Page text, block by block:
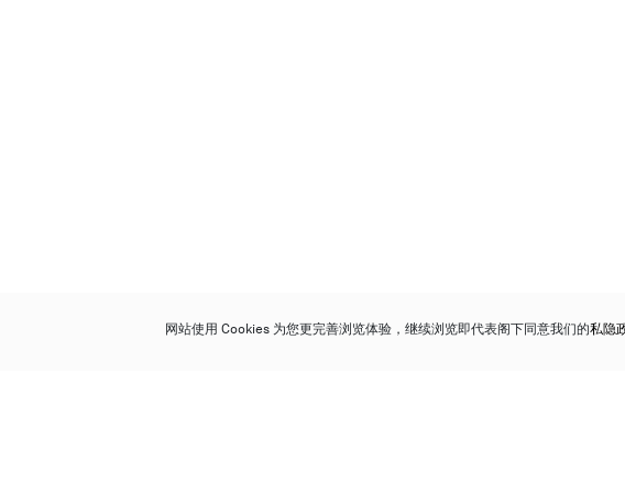
网站使用 Cookies 为您更完善浏览体验，继续浏览即代表阁下同意我们的私隐